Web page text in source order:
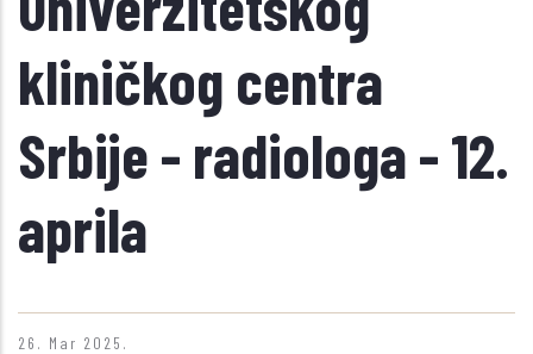
kliničkog centra
Srbije - radiologa - 12.
aprila
26. Mar 2025.